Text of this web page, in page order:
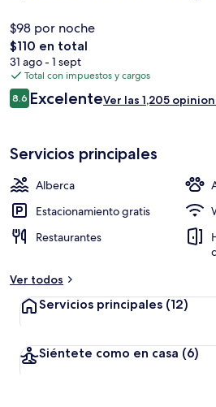
junto a la alberca y su sala de fitness. A
camas cómodas y el personal amable.
$98 por noche
El
precio
total
es
de
$110 en total
31 ago - 1 sept
Total con impuestos y cargos
Opiniones
8.68.6 de 10,
ExcelenteVer las 1,205
Servicios principales
Alberca
Estacionamiento gratis
Restaurantes
Ver todos
Servicios principales (12)
Siéntete como en casa (6)